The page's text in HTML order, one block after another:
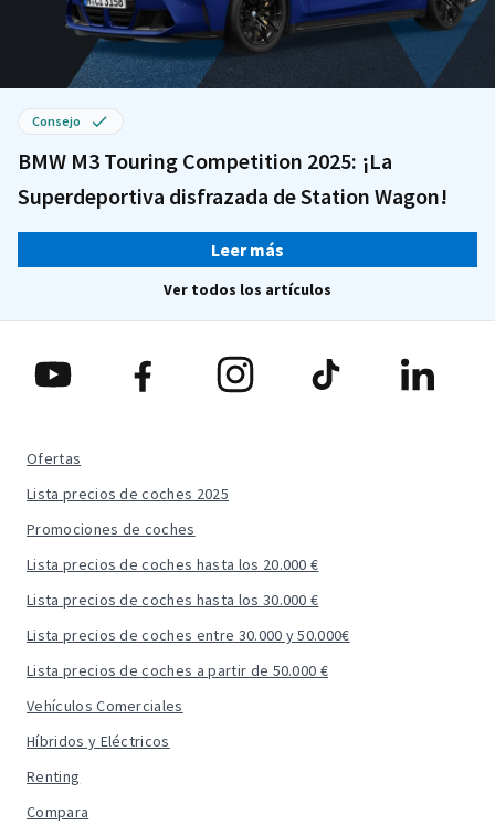
Consejo
BMW M3 Touring Competition 2025: ¡La
Superdeportiva disfrazada de Station Wagon!
Leer más
Ver todos los artículos
Ofertas
Lista precios de coches 2025
Promociones de coches
Lista precios de coches hasta los 20.000 €
Lista precios de coches hasta los 30.000 €
Lista precios de coches entre 30.000 y 50.000€
Lista precios de coches a partir de 50.000 €
Vehículos Comerciales
Híbridos y Eléctricos
Renting
Compara